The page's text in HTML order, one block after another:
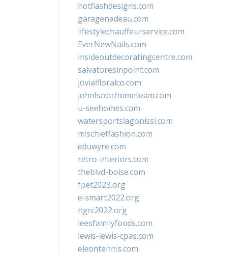
hotflashdesigns.com
garagenadeau.com
lifestylechauffeurservice.com
EverNewNails.com
insideoutdecoratingcentre.com
salvatoresinpoint.com
jovialfloralco.com
johnlscotthometeam.com
u-seehomes.com
watersportslagonissi.com
mischieffashion.com
eduwyre.com
retro-interiors.com
theblvd-boise.com
fpet2023.org
e-smart2022.org
ngrc2022.org
leesfamilyfoods.com
lewis-lewis-cpas.com
eleontennis.com